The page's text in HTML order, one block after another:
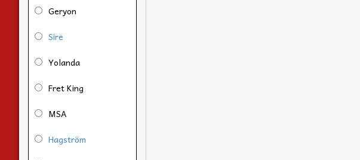
Geryon
Sire
Yolanda
Fret King
MSA
Hagström